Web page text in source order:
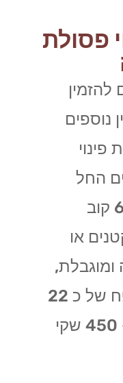
פסולת
להזמין
נוספים
החל
ממכולות קטנות בנפח 6 קוב
או
ומוגבלת,
ועד מכולות גדולות בנפח של כ 22
קוב המתאימות לעד כ- 450 שקי